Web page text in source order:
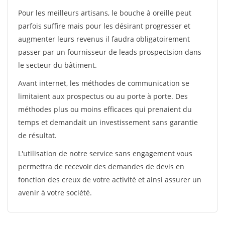
Pour les meilleurs artisans, le bouche à oreille peut
parfois suffire mais pour les désirant progresser et
augmenter leurs revenus il faudra obligatoirement
passer par un fournisseur de leads prospectsion dans
le secteur du bâtiment.
Avant internet, les méthodes de communication se
limitaient aux prospectus ou au porte à porte. Des
méthodes plus ou moins efficaces qui prenaient du
temps et demandait un investissement sans garantie
de résultat.
L'utilisation de notre service sans engagement vous
permettra de recevoir des demandes de devis en
fonction des creux de votre activité et ainsi assurer un
avenir à votre société.